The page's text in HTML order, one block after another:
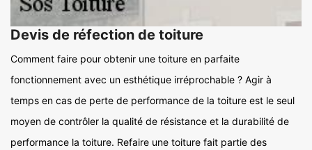
Devis de réfection de toiture
Comment faire pour obtenir une toiture en parfaite
fonctionnement avec un esthétique irréprochable ? Agir à
temps en cas de perte de performance de la toiture est le seul
moyen de contrôler la qualité de résistance et la durabilité de
performance la toiture. Refaire une toiture fait partie des